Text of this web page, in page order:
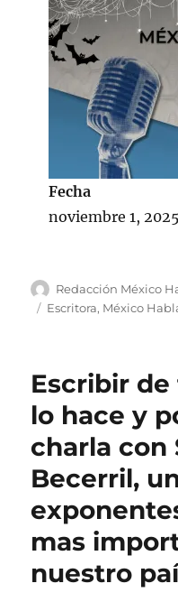
Fecha
noviembre 1, 2025
A
u
Redacción México
E
u
t
a
s
Escritora, México
Escribir
lo hace y
charla con
Becerril,
mas
nuestro